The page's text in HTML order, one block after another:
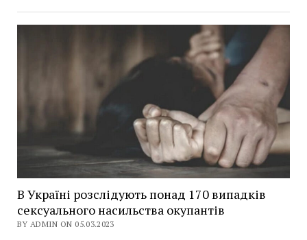
В Україні розслідують понад 170 випадків
сексуального насильства окупантів
BY ADMIN ON 05.03.2023